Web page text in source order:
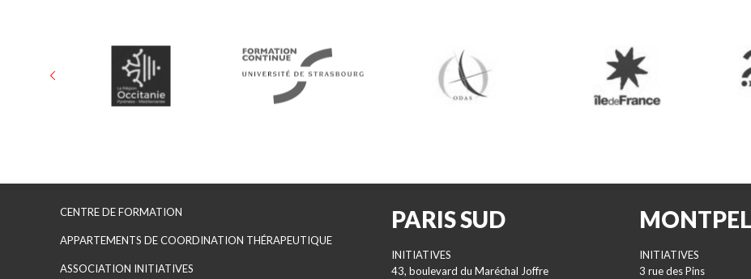
CENTRE DE FORMATION
APPARTEMENTS DE COORDINATION THÉRAPEUTIQUE
ASSOCIATION INITIATIVES
PARIS SUD
INITIATIVES
43, boulevard du Maréchal Joffre
INITIATIVES
3 rue des Pins